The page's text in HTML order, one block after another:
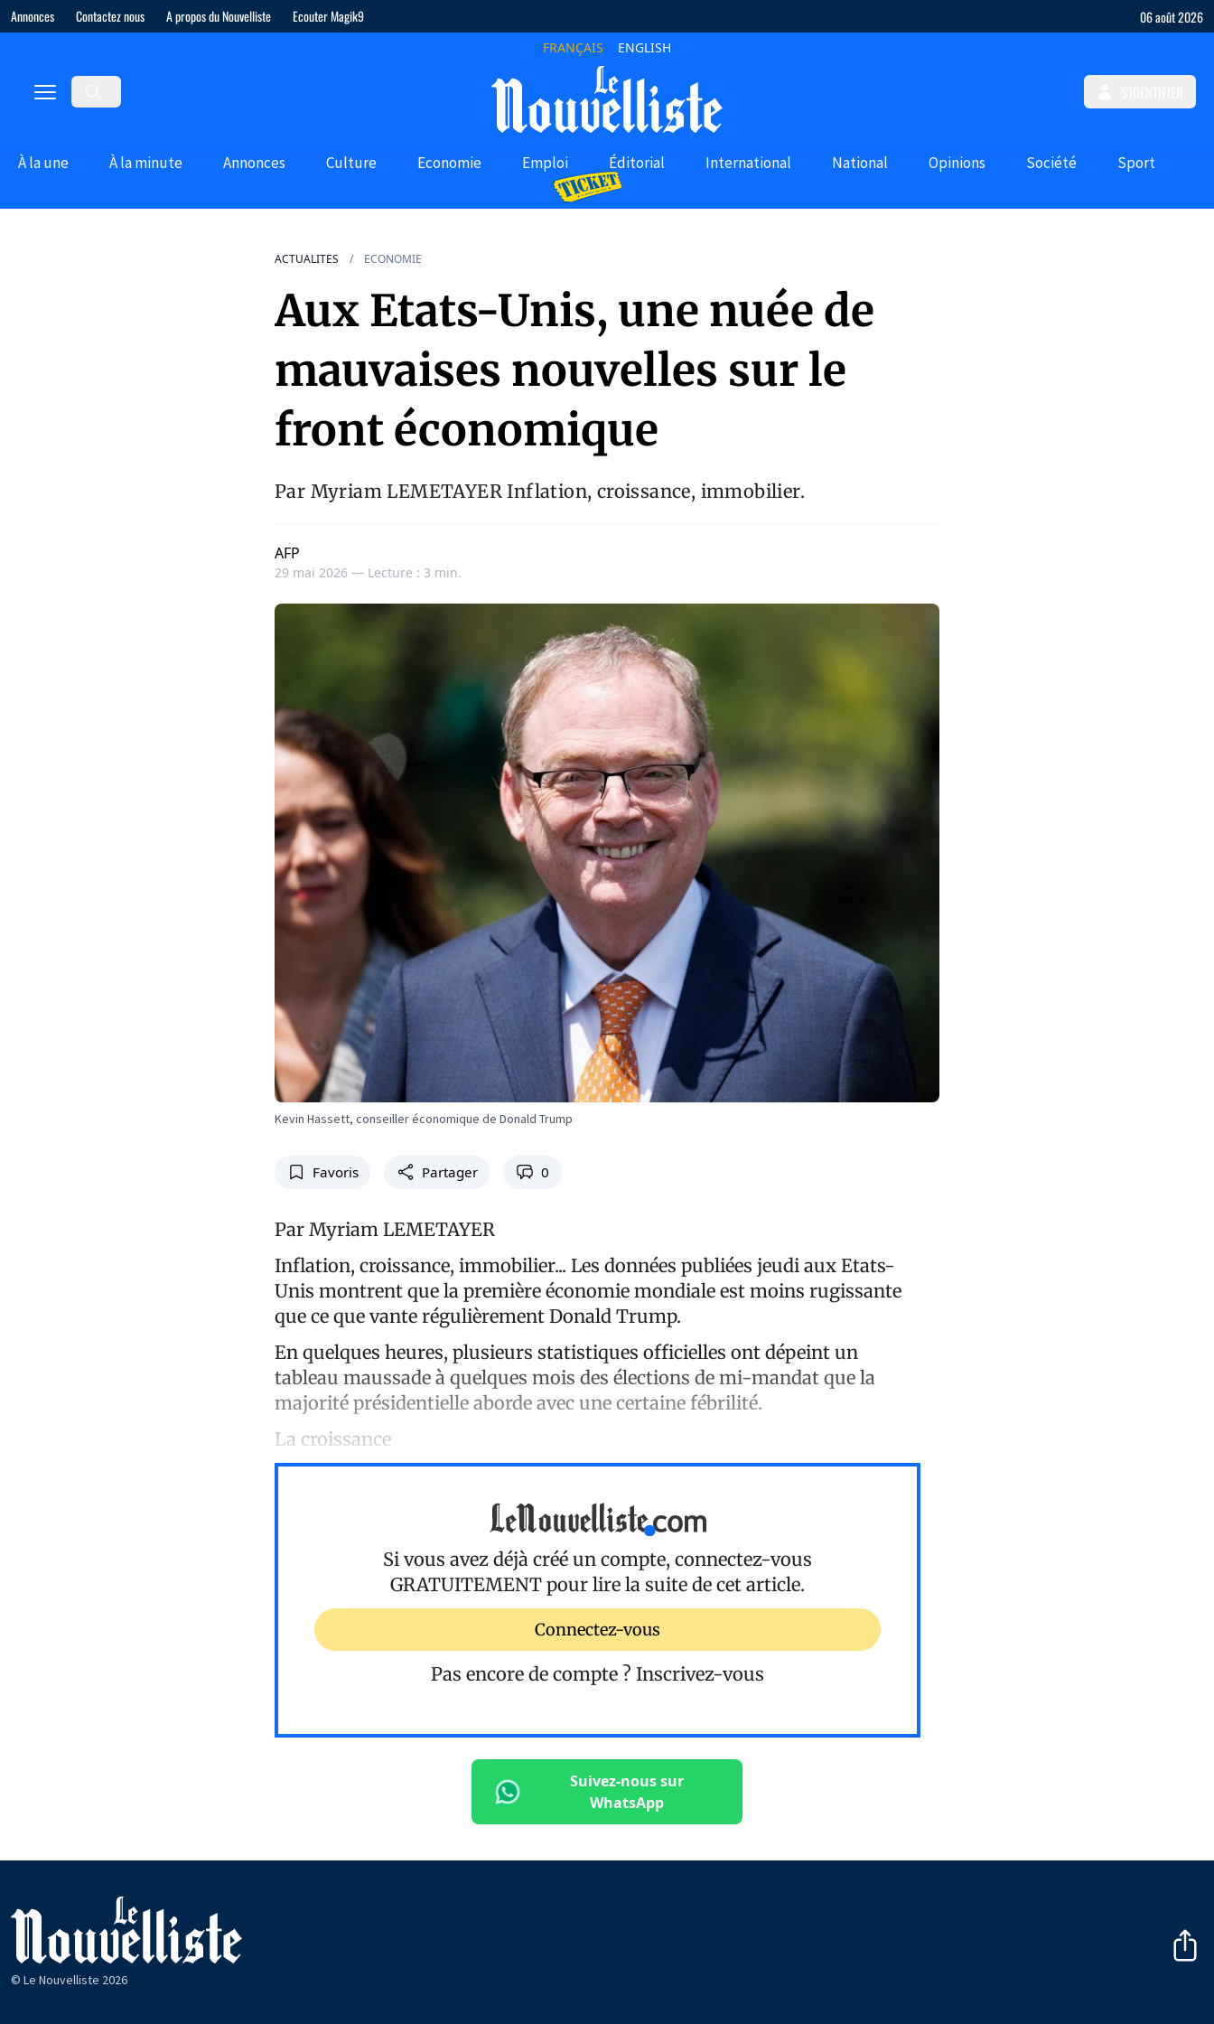
Annonces Contactez nous A propos du Nouvelliste Ecouter Magik9 06 août 2026
FRANÇAIS ENGLISH
À la une À la minute Annonces Culture Economie Emploi Éditorial International National Opinions Société Sport
ACTUALITES ECONOMIE
Aux Etats-Unis, une nuée de
mauvaises nouvelles sur le
front économique
Par Myriam LEMETAYER Inflation, croissance, immobilier.
AFP
29 mai 2026 — Lecture : 3 min.
Kevin Hassett, conseiller économique de Donald Trump
Favoris Partager 0
Par Myriam LEMETAYER
Inflation, croissance, immobilier... Les données publiées jeudi aux Etats-
Unis montrent que la première économie mondiale est moins rugissante
que ce que vante régulièrement Donald Trump.
En quelques heures, plusieurs statistiques officielles ont dépeint un
tableau maussade à quelques mois des élections de mi-mandat que la
majorité présidentielle aborde avec une certaine fébrilité.
La croissance
Si vous avez déjà créé un compte, connectez-vous
GRATUITEMENT pour lire la suite de cet article.
Connectez-vous
Pas encore de compte ? Inscrivez-vous
Suivez-nous sur
WhatsApp
© Le Nouvelliste 2026